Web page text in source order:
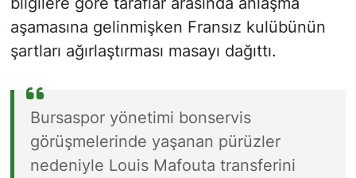
aşamasına gelinmişken Fransız kulübünün
şartları ağırlaştırması masayı dağıttı.
Bursaspor yönetimi bonservis
görüşmelerinde yaşanan pürüzler
nedeniyle Louis Mafouta transferini